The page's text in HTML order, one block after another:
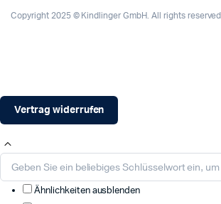
Copyright 2025 © Kindlinger GmbH. All rights reserved.
Vertrag widerrufen
Ähnlichkeiten ausblenden